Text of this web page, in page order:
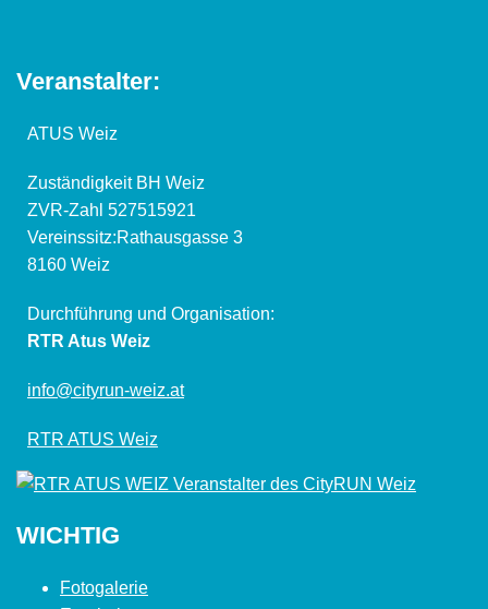
Veranstalter:
ATUS Weiz
Zuständigkeit BH Weiz
ZVR-Zahl 527515921
Vereinssitz:Rathausgasse 3
8160 Weiz
Durchführung und Organisation:
RTR Atus Weiz
info@cityrun-weiz.at
RTR ATUS Weiz
WICHTIG
Fotogalerie